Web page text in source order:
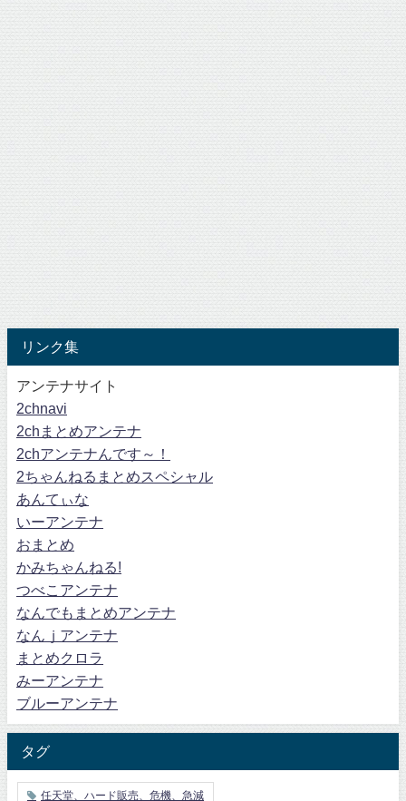
リンク集
アンテナサイト
2chnavi
2chまとめアンテナ
2chアンテナんです～！
2ちゃんねるまとめスペシャル
あんてぃな
いーアンテナ
おまとめ
かみちゃんねる!
つべこアンテナ
なんでもまとめアンテナ
なんｊアンテナ
まとめクロラ
みーアンテナ
ブルーアンテナ
タグ
任天堂、ハード販売、危機、急減